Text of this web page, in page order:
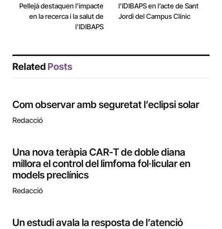
Pellejà destaquen l’impacte
en la recerca i la salut de
l’IDIBAPS
l’IDIBAPS en l’acte de Sant
Jordi del Campus Clínic
Related Posts
Com observar amb seguretat l’eclipsi solar
Redacció
Una nova teràpia CAR-T de doble diana
millora el control del limfoma fol·licular en
models preclínics
Redacció
Un estudi avala la resposta de l’atenció